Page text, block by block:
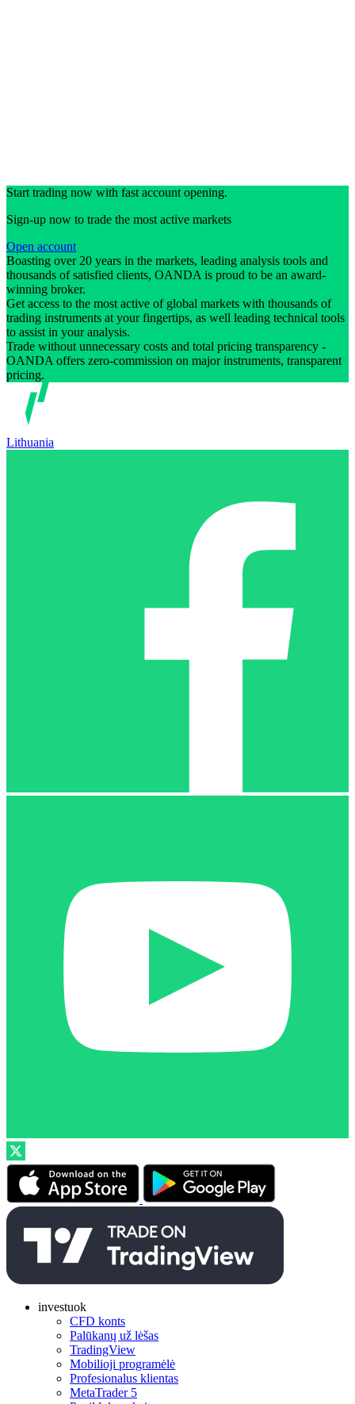
Start trading now with fast account opening.
Sign-up now to trade the most active markets
Open account
Boasting over 20 years in the markets, leading analysis tools and
thousands of satisfied clients, OANDA is proud to be an award-
winning broker.
Get access to the most active of global markets with thousands of
trading instruments at your fingertips, as well leading technical tools
to assist in your analysis.
Trade without unnecessary costs and total pricing transparency -
OANDA offers zero-commission on major instruments, transparent
pricing.
Lithuania
investuok
CFD konts
Palūkanų už lėšas
TradingView
Mobilioji programėlė
Profesionalus klientas
MetaTrader 5